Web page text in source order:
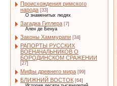
Происхождения римского
народа [33]
О знаменитых людях
Загадка Гитлера [7]
Ален де Бенуа
Законы Хаммурапи [34]
РАПОРТЫ РУССКИХ
ВОЕНАЧАЛЬНИКОВ О
БОРОДИНСКОМ СРАЖЕНИИ
[27]
Мифы древнего мира [99]
БЛИЖНИЙ ВОСТОК [64]